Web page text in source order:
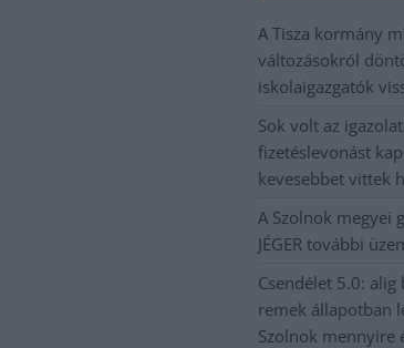
A Tisza kormány
változásokról
iskolaigazgatók
Sok volt az
fizetéslevonást
kevesebbet vittek
A Szolnok megyei
JÉGER további
Csendélet 5.0: alig
remek állapotban
Szolnok mennyire